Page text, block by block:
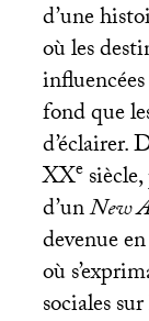
d’une
où les
fond que
d’éclairer.
XXe
d’unNew
devenue
où
sociales